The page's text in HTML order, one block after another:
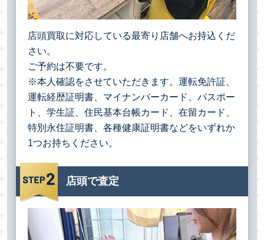
店頭買取に対応している最寄り店舗へお持込くだ
さい。
ご予約は不要です。
※本人確認をさせていただきます。運転免許証、
運転経歴証明書、マイナンバーカード、パスポー
ト、学生証、住民基本台帳カード、在留カード、
特別永住証明書、各種健康証明書などをいずれか
1つお持ちください。
店頭で査定